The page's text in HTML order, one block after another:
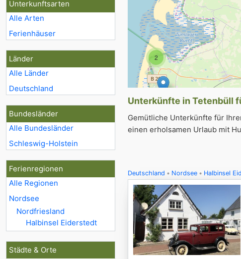
Unterkunftsarten
Alle Arten
Ferienhäuser
Länder
Alle Länder
Deutschland
Bundesländer
Alle Bundesländer
Schleswig-Holstein
Ferienregionen
Alle Regionen
Nordsee
Nordfriesland
Halbinsel Eiderstedt
Städte & Orte
2
Unterkünfte in Tetenbüll
Gemütliche Unterkünfte für
einen erholsamen Urlaub mit
Deutschland Nordsee Halbinsel